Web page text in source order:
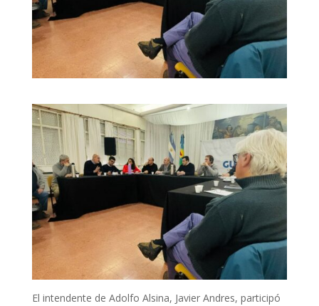
El intendente de Adolfo Alsina, Javier Andres, participó